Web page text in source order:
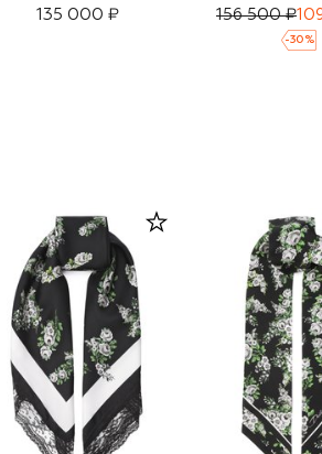
135 000 ₽
156 500 ₽
-30 %